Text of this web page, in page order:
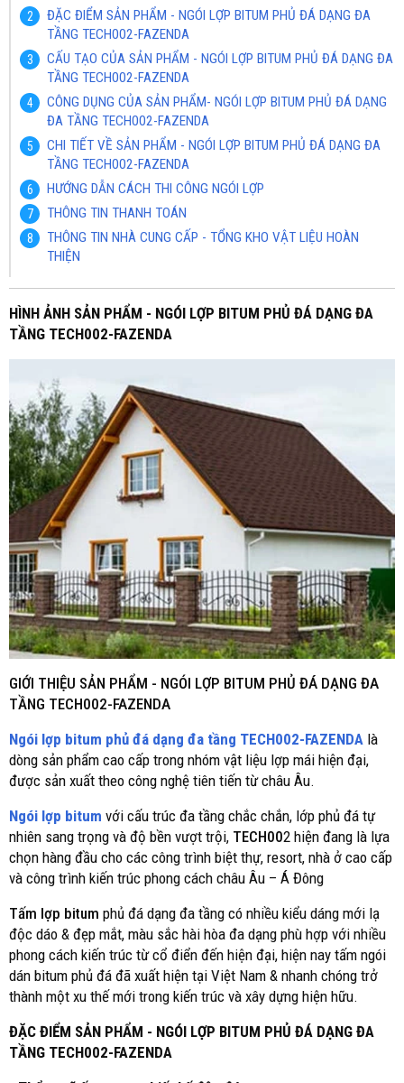
ĐẶC ĐIỂM SẢN PHẨM - NGÓI LỢP BITUM PHỦ ĐÁ DẠNG ĐA
TẦNG TECH002-FAZENDA
CẤU TẠO CỦA SẢN PHẨM - NGÓI LỢP BITUM PHỦ ĐÁ DẠNG ĐA
TẦNG TECH002-FAZENDA
CÔNG DỤNG CỦA SẢN PHẨM- NGÓI LỢP BITUM PHỦ ĐÁ DẠNG
ĐA TẦNG TECH002-FAZENDA
CHI TIẾT VỀ SẢN PHẨM - NGÓI LỢP BITUM PHỦ ĐÁ DẠNG ĐA
TẦNG TECH002-FAZENDA
HƯỚNG DẪN CÁCH THI CÔNG NGÓI LỢP
THÔNG TIN THANH TOÁN
THÔNG TIN NHÀ CUNG CẤP - TỔNG KHO VẬT LIỆU HOÀN
THIỆN
HÌNH ẢNH SẢN PHẨM - NGÓI LỢP BITUM PHỦ ĐÁ DẠNG ĐA
TẦNG TECH002-FAZENDA
GIỚI THIỆU SẢN PHẨM - NGÓI LỢP BITUM PHỦ ĐÁ DẠNG ĐA
TẦNG TECH002-FAZENDA
Ngói lợp bitum phủ đá dạng đa tầng TECH002-FAZENDA là
dòng sản phẩm cao cấp trong nhóm vật liệu lợp mái hiện đại,
được sản xuất theo công nghệ tiên tiến từ châu Âu.
Ngói lợp bitum với cấu trúc đa tầng chắc chắn, lớp phủ đá tự
nhiên sang trọng và độ bền vượt trội, TECH002 hiện đang là lựa
chọn hàng đầu cho các công trình biệt thự, resort, nhà ở cao cấp
và công trình kiến trúc phong cách châu Âu – Á Đông
Tấm lợp bitum phủ đá dạng đa tầng có nhiều kiểu dáng mới lạ
độc dáo & đẹp mắt, màu sắc hài hòa đa dạng phù hợp với nhiều
phong cách kiến trúc từ cổ điển đến hiện đại, hiện nay tấm ngói
dán bitum phủ đá đã xuất hiện tại Việt Nam & nhanh chóng trở
thành một xu thế mới trong kiến trúc và xây dựng hiện hữu.
ĐẶC ĐIỂM SẢN PHẨM - NGÓI LỢP BITUM PHỦ ĐÁ DẠNG ĐA
TẦNG TECH002-FAZENDA